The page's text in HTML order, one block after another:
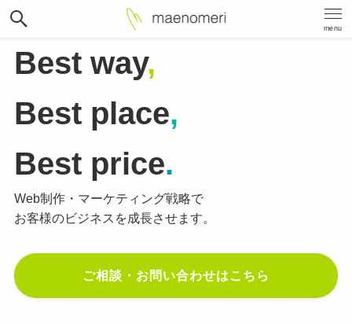
menu
Best way,
Best place,
Best price.
Web制作・マーケティング戦略で
お客様のビジネスを成長させます。
ご相談・お問い合わせはこちら